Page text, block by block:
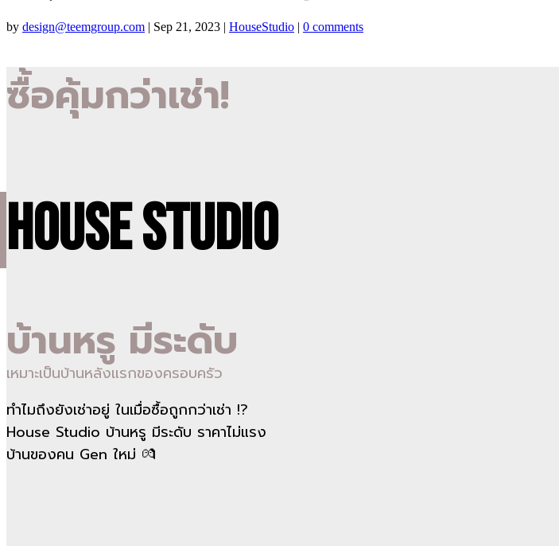
by design@teemgroup.com | Sep 21, 2023 | HouseStudio | 0 comments
ซื้อคุ้มกว่าเช่า!
House studio
บ้านหรู มีระดับ
เหมาะเป็นบ้านหลังแรกของครอบครัว
ทำไมถึงยังเช่าอยู่ ในเมื่อซื้อถูกกว่าเช่า !?
House Studio บ้านหรู มีระดับ ราคาไม่แรง
บ้านของคน Gen ใหม่ 💏